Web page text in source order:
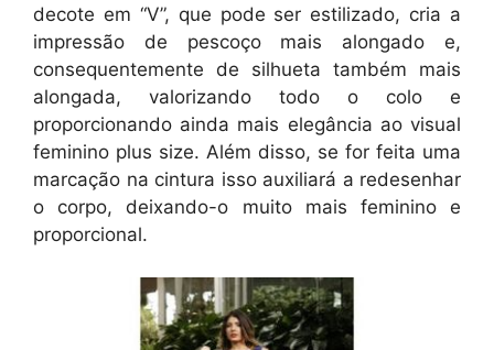
decote em “V”, que pode ser estilizado, cria a
impressão de pescoço mais alongado e,
consequentemente de silhueta também mais
alongada, valorizando todo o colo e
proporcionando ainda mais elegância ao visual
feminino plus size. Além disso, se for feita uma
marcação na cintura isso auxiliará a redesenhar
o corpo, deixando-o muito mais feminino e
proporcional.